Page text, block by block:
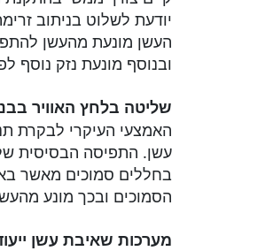
יודעת לשלוט בניתוב
העשן מונעת מהעשן
ובנוסף מונעת נזק נוסף
שליטה בלחץ האוויר
האמצעי העיקרי לבקרת
עשן. התפיסה הבסיסית
בחללים סמוכים מאשר
הסמוכים ובכך מונע
מערכות שאיבת עשן